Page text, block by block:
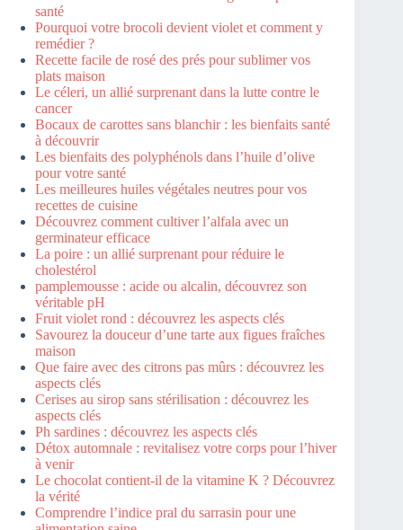
santé
Pourquoi votre brocoli devient violet et comment y
remédier ?
Recette facile de rosé des prés pour sublimer vos
plats maison
Le céleri, un allié surprenant dans la lutte contre le
cancer
Bocaux de carottes sans blanchir : les bienfaits santé
à découvrir
Les bienfaits des polyphénols dans l’huile d’olive
pour votre santé
Les meilleures huiles végétales neutres pour vos
recettes de cuisine
Découvrez comment cultiver l’alfala avec un
germinateur efficace
La poire : un allié surprenant pour réduire le
cholestérol
pamplemousse : acide ou alcalin, découvrez son
véritable pH
Fruit violet rond : découvrez les aspects clés
Savourez la douceur d’une tarte aux figues fraîches
maison
Que faire avec des citrons pas mûrs : découvrez les
aspects clés
Cerises au sirop sans stérilisation : découvrez les
aspects clés
Ph sardines : découvrez les aspects clés
Détox automnale : revitalisez votre corps pour l’hiver
à venir
Le chocolat contient-il de la vitamine K ? Découvrez
la vérité
Comprendre l’indice pral du sarrasin pour une